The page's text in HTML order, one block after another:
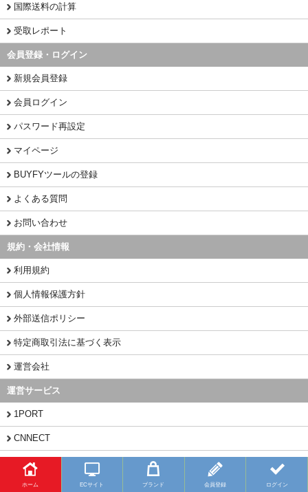
ホーム ECサイト ブランド 会員登録 ログイン
国際送料の計算
受取レポート
会員登録・ログイン
新規会員登録
会員ログイン
パスワード再設定
マイページ
BUYFYツールの登録
よくある質問
お問い合わせ
規約・会社情報
利用規約
個人情報保護方針
外部送信ポリシー
特定商取引法に基づく表示
運営会社
運営サービス
1PORT
CNNECT
CHINAMART
Copyright (C) 2026 BUYFY.JP All Rights Reserved.